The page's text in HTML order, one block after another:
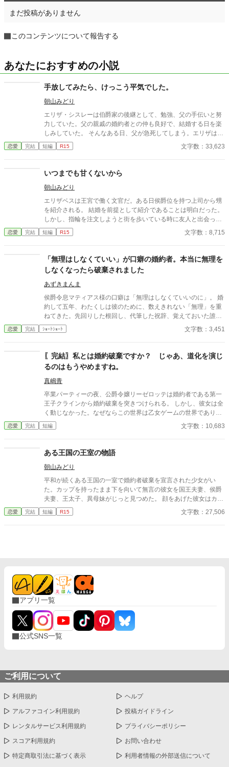
まだ投稿がありません
このコンテンツについて報告する
あなたにおすすめの小説
手放してみたら、けっこう平気でした。
朝山みどり
エリザ・シスレーは伯爵家の後継として、勉強、父の手伝いと努
力していた。父の親戚の婚約者との仲も良好で、結婚する日を楽
しみしていた。 そんなある日、父が急死してしまう。エリザは学
院をやめて、領主の仕事に専念した。 だが、領主として努力する
エリザを家族は理解してくれない。彼女は家族のなかで孤立して
恋愛 完結 短編 R15 文字数：33,623
いつまでも甘くないから
朝山みどり
エリザベスは王宮で働く文官だ。ある日侯爵位を持つ上司から甥
を紹介される。 結婚を前提として紹介であることは明白だった。
しかし、指輪を注文しようと街を歩いている時に友人と出会っ
た。お茶を一緒に誘う友人、自慢しちゃえと思い了承したエリザ
ベス。 この日から彼の様子が変わった。真相に気づいたエリザベ
だったが、エリザベスの次の言葉を聞いた時・・・ 二人は正反対
の反応をした。
恋愛 完結 短編 R15 文字数：8,715
「無理はしなくていい」が口癖の婚約者。本当に無理を
しなくなったら破棄されました
あずきまんま
侯爵令息マティアス様の口癖は「無理はしなくていいのに」。 婚
約して五年、わたくしは彼のために、数えきれない「無理」を重
ねてきた。先回りした根回し、代筆した祝辞、覚えておいた誰か
の誕生日。その度に返ってくるのは、感謝ではなく「無理はしな
くていいのに」の一言だった。 ある夜、わたくしは初めて、その
くなってみた。 彼の身の回りが少しずつ、静かに軋み始める。 そ
して半年後、告げられたのは婚約破棄。理由は「婚約者としての
熱意の欠如」――あなたが望んだとおりにしただけですのに。
恋愛 完結 ｼｮｰﾄｼｮｰﾄ 文字数：3,451
〖完結〗私とは婚約破棄ですか？ じゃあ、道化を演じ
るのはもうやめますね。
真嶋青
卒業パーティーの夜、公爵令嬢リーゼロッテは婚約者である第一
王子クラインから婚約破棄を突きつけられる。 しかし、彼女は全
く動じなかった。なぜならこの世界は乙女ゲームの世界であり、
今日この「断罪イベント」が起こることを前世の記憶から知って
いたからだ。 「私とは婚約破棄ですか？ 承知いたしました。―
拠と証人を次々と提示し、王子の言いがかりを公衆の面前で華麗
に論破していく。 ※カクヨム、小説家になろうにも掲載していま
す。
恋愛 完結 短編 文字数：10,683
ある王国の王室の物語
朝山みどり
平和が続くある王国の一室で婚約者破棄を宣言された少女がい
た。カップを持ったまま下を向いて無言の彼女を国王夫妻、侯爵
夫妻、王太子、異母妹がじっと見つめた。 顔をあげた彼女はカッ
プを皿に置くと、レモンパイに手を伸ばすと皿に取った。 それか
ら 「承知しました」とだけ言った。 ゆっくりレモンパイを食べる
恋愛 完結 短編 R15 文字数：27,506
アプリ一覧
公式SNS一覧
ご利用について
利用規約 ヘルプ
アルファコイン利用規約 投稿ガイドライン
レンタルサービス利用規約 プライバシーポリシー
スコア利用規約 お問い合わせ
特定商取引法に基づく表示 利用者情報の外部送信について